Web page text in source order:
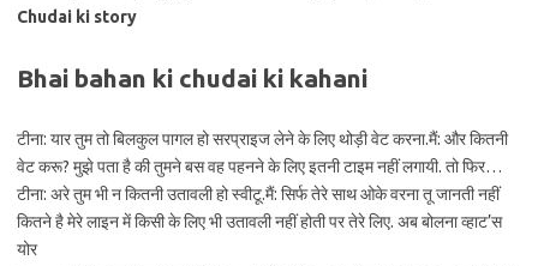
Chudai ki story
Bhai bahan ki chudai ki kahani
टीना: यार तुम तो बिलकुल पागल हो सरप्राइज लेने के लिए थोड़ी वेट करना.मैं: और कितनी
वेट करू? मुझे पता है की तुमने बस वह पहनने के लिए इतनी टाइम नहीं लगायी. तो फिर…
टीना: अरे तुम भी न कितनी उतावली हो स्वीटू.मैं: सिर्फ तेरे साथ ओके वरना तू जानती नहीं
कितने है मेरे लाइन में किसी के लिए भी उतावली नहीं होती पर तेरे लिए. अब बोलना व्हाट’स
योर